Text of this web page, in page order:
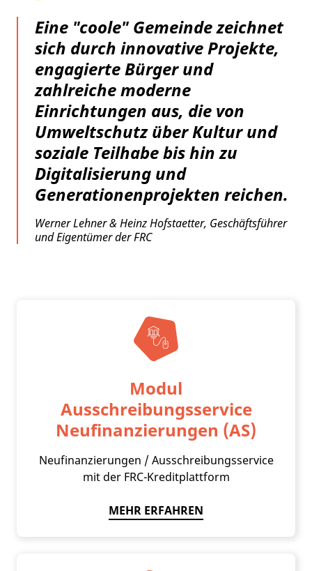
Eine "coole" Gemeinde zeichnet
sich durch innovative Projekte,
engagierte Bürger und
zahlreiche moderne
Einrichtungen aus, die von
Umweltschutz über Kultur und
soziale Teilhabe bis hin zu
Digitalisierung und
Generationenprojekten reichen.
Werner Lehner & Heinz Hofstaetter, Geschäftsführer
und Eigentümer der FRC
Modul
Ausschreibungsservice
Neufinanzierungen (AS)
Neufinanzierungen / Ausschreibungsservice
mit der FRC-Kreditplattform
MEHR ERFAHREN